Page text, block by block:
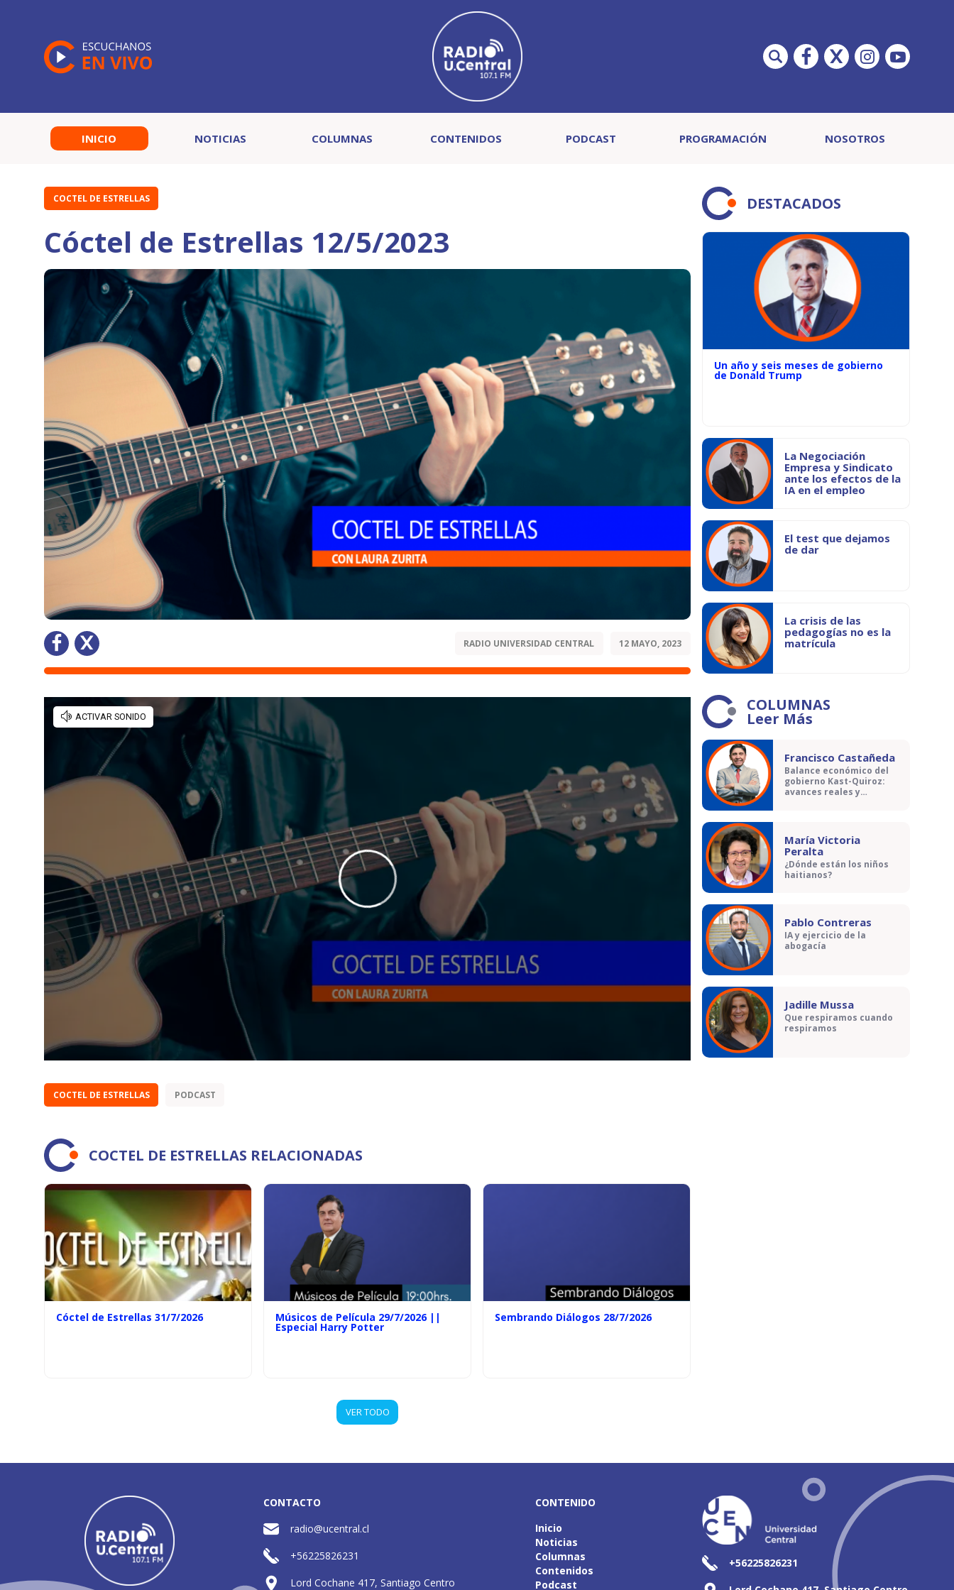
INICIO NOTICIAS COLUMNAS CONTENIDOS PODCAST PROGRAMACIÓN NOSOTROS
COCTEL DE ESTRELLAS
Cóctel de Estrellas 12/5/2023
RADIO UNIVERSIDAD CENTRAL 12 MAYO, 2023
COCTEL DE ESTRELLAS PODCAST
COCTEL DE ESTRELLAS RELACIONADAS
Cóctel de Estrellas 31/7/2026 Músicos de Película 29/7/2026 ||
Especial Harry Potter
Sembrando Diálogos 28/7/2026
VER TODO
DESTACADOS
Un año y seis meses de gobierno
de Donald Trump
La Negociación
Empresa y Sindicato
ante los efectos de la
IA en el empleo
El test que dejamos
de dar
La crisis de las
pedagogías no es la
matrícula
COLUMNAS
Leer Más
Francisco Castañeda
Balance económico del
gobierno Kast-Quiroz:
avances reales y
María Victoria
Peralta
¿Dónde están los niños
haitianos?
Pablo Contreras
IA y ejercicio de la
abogacía
Jadille Mussa
Que respiramos cuando
respiramos
CONTACTO
radio@ucentral.cl
+56225826231
Lord Cochane 417, Santiago Centro
CONTENIDO
Inicio
Noticias
Columnas
Contenidos
Podcast
+56225826231